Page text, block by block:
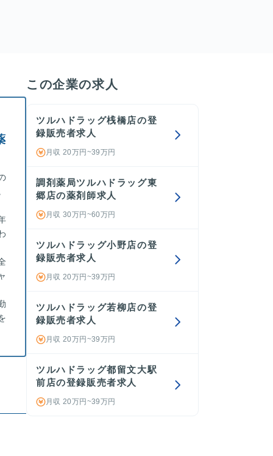
この企業の求人
ツルハドラッグ桟橋店の登
録販売者求人
月収 20万円~39万円
調剤薬局ツルハドラッグ東
郷店の薬剤師求人
月収 30万円~60万円
ツルハドラッグ小野店の登
録販売者求人
月収 20万円~39万円
ツルハドラッグ若柳店の登
録販売者求人
月収 20万円~39万円
ツルハドラッグ都留文大駅
前店の登録販売者求人
月収 20万円~39万円